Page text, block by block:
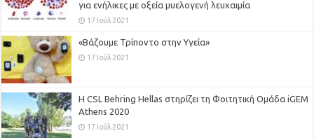
για ενήλικες με οξεία μυελογενή λευχαιμία
17 Ιούλ 2021
«Βάζουμε Τρίποντο στην Υγεία»
17 Ιούλ 2021
H CSL Behring Hellas στηρίζει τη Φοιτητική Ομάδα iGEM
Athens 2020
17 Ιούλ 2021